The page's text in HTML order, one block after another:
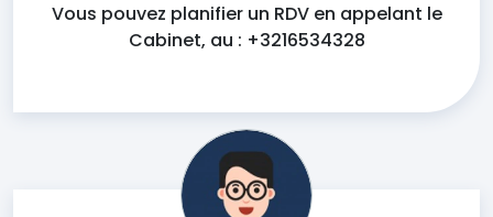
Vous pouvez planifier un RDV en appelant le
Cabinet, au : +3216534328